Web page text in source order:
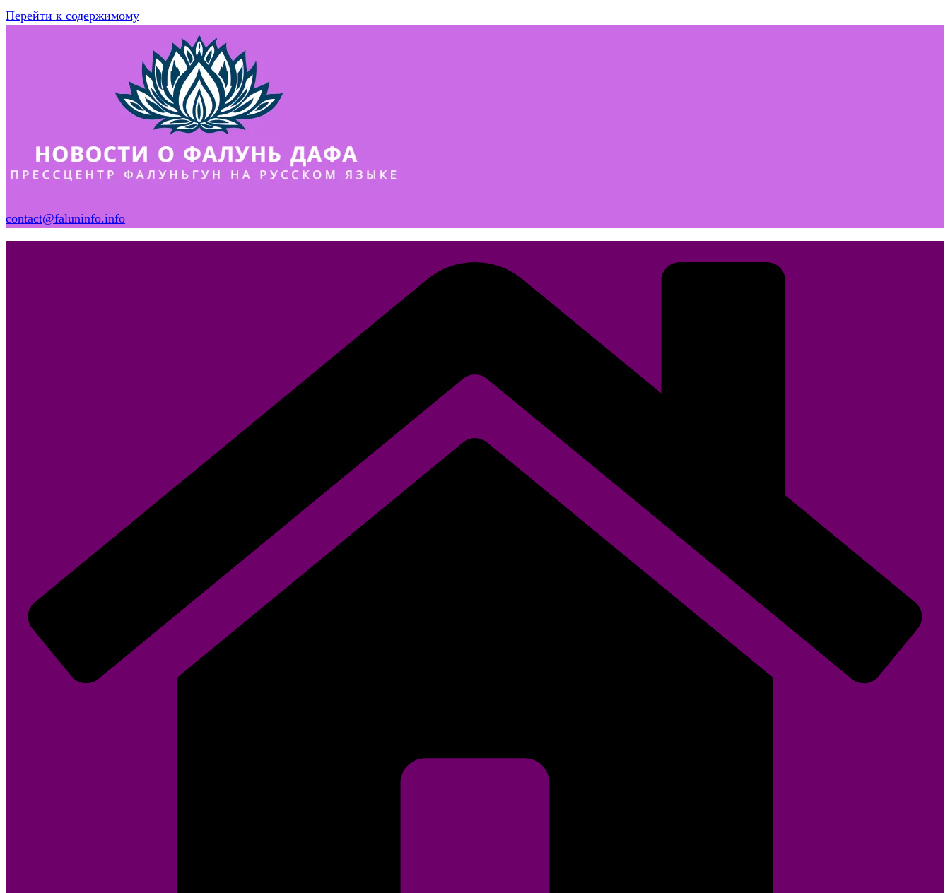
Перейти к содержимому
contact@faluninfo.info